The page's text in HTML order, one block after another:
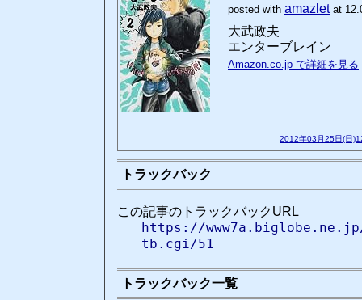
posted with amazletat
大武政夫
エンターブレイン
Amazon.co.jp で詳細を見る
2012年03月25日(日
トラックバック
この記事のトラックバックURL
https://
tb.cgi/51
トラックバック一覧